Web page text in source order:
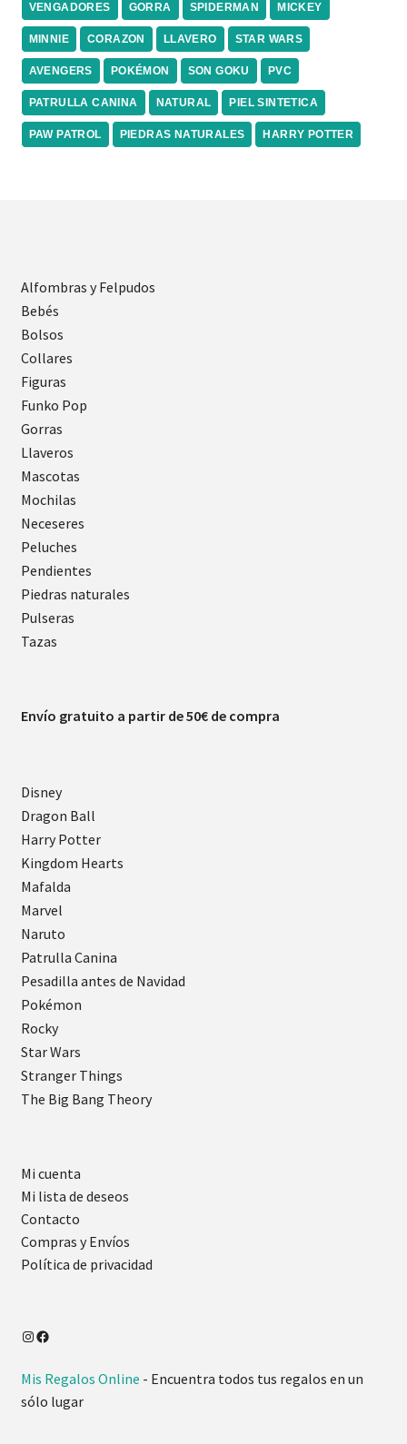
VENGADORES GORRA SPIDERMAN MICKEY
MINNIE CORAZON LLAVERO STAR WARS
AVENGERS POKÉMON SON GOKU PVC
PATRULLA CANINA NATURAL PIEL SINTETICA
PAW PATROL PIEDRAS NATURALES HARRY POTTER
Alfombras y Felpudos
Bebés
Bolsos
Collares
Figuras
Funko Pop
Gorras
Llaveros
Mascotas
Mochilas
Neceseres
Peluches
Pendientes
Piedras naturales
Pulseras
Tazas
Envío gratuito a partir de 50€ de compra
Disney
Dragon Ball
Harry Potter
Kingdom Hearts
Mafalda
Marvel
Naruto
Patrulla Canina
Pesadilla antes de Navidad
Pokémon
Rocky
Star Wars
Stranger Things
The Big Bang Theory
Mi cuenta
Mi lista de deseos
Contacto
Compras y Envíos
Política de privacidad
Mis Regalos Online - Encuentra todos tus regalos en un
sólo lugar